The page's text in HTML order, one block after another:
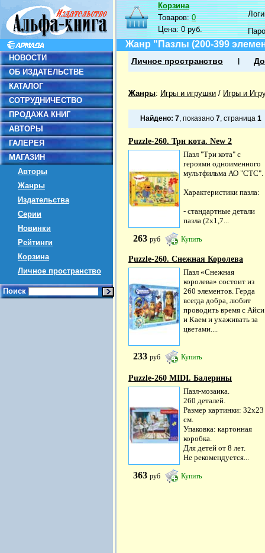
НОВОСТИ
ОБ ИЗДАТЕЛЬСТВЕ
КАТАЛОГ
СОТРУДНИЧЕСТВО
ПРОДАЖА КНИГ
АВТОРЫ
ГАЛЕРЕЯ
МАГАЗИН
Авторы
Жанры
Издательства
Серии
Новинки
Рейтинги
Корзина
Личное пространство
Поиск
Корзина
Товаров:0
Цена:0 руб.
Жанр "Пазлы (200-399
Личное пространство
Жанры: Игры и игрушки / Игры и
Найдено: 7, показано 7, страница 1
Puzzle-260. Три кота. New 2
Пазл "Три кота" с
героями одноименного
мультфильма АО "СТС".
Характеристики пазла:
- стандартные детали
пазла (2х1,7...
263 руб Купить
Puzzle-260. Снежная Королева
Пазл «Снежная
королева» состоит из
260 элементов. Герда
всегда добра, любит
проводить время с Айси
и Каем и ухаживать за
цветами....
233 руб Купить
Puzzle-260 MIDI. Балерины
Пазл-мозаика.
260 деталей.
Размер картинки: 32х23
см.
Упаковка: картонная
коробка.
Для детей от 8 лет.
Не рекомендуется...
363 руб Купить